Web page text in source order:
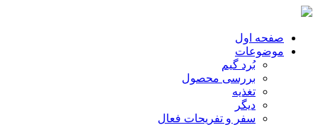
صفحه اول
موضوعات
بُرد گیم
بررسی محصول
تغذیه
دیگر
سفر و تفریحات فعال